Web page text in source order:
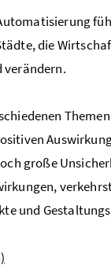
die
verändern.
große
und